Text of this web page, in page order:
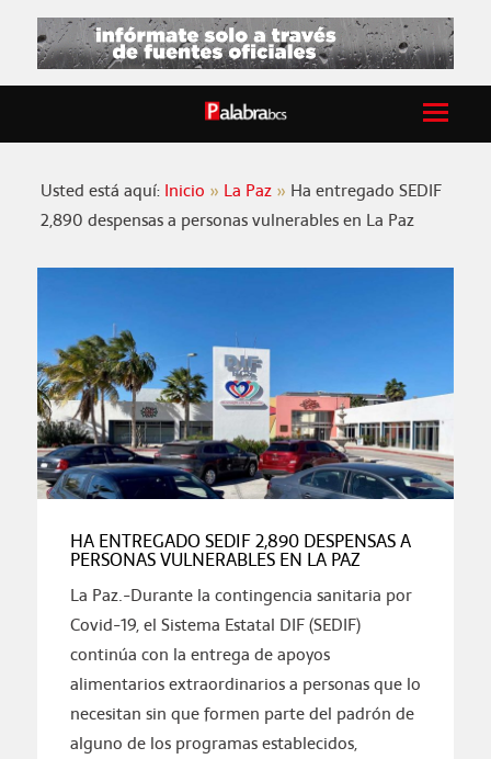
Usted está aquí: Inicio La Paz
Ha entregado SEDIF
2,890 despensas a personas vulnerables en La Paz
HA ENTREGADO SEDIF 2,890 DESPENSAS A
PERSONAS VULNERABLES EN LA PAZ
La Paz.-Durante la contingencia sanitaria por
Covid-19, el Sistema Estatal DIF (SEDIF)
continúa con la entrega de apoyos
alimentarios extraordinarios a personas que lo
necesitan sin que formen parte del padrón de
alguno de los programas establecidos,